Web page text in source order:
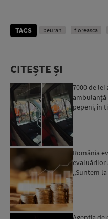
TAGS beuran floreasca
CITEȘTE ȘI
7000 de
ambulanță
pepeni, în
România
evaluărilor
,,Suntem